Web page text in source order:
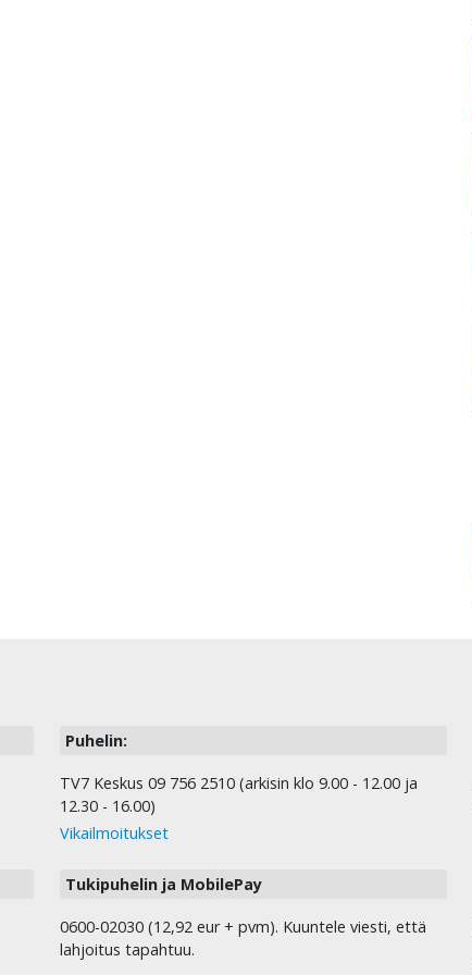
Puhelin:
TV7 Keskus 09 756 2510 (arkisin klo 9.00 - 12.00 ja
12.30 - 16.00)
Vikailmoitukset
Tukipuhelin ja MobilePay
0600-02030 (12,92 eur + pvm). Kuuntele viesti, että
lahjoitus tapahtuu.